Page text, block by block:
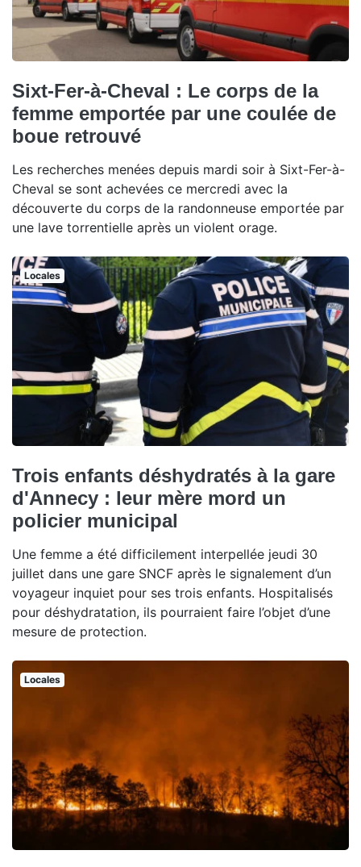
Sixt-Fer-à-Cheval : Le corps de la
femme emportée par une coulée de
boue retrouvé
Les recherches menées depuis mardi soir à Sixt-Fer-à-
Cheval se sont achevées ce mercredi avec la
découverte du corps de la randonneuse emportée par
une lave torrentielle après un violent orage.
Locales
Trois enfants déshydratés à la gare
d'Annecy : leur mère mord un
policier municipal
Une femme a été difficilement interpellée jeudi 30
juillet dans une gare SNCF après le signalement d’un
voyageur inquiet pour ses trois enfants. Hospitalisés
pour déshydratation, ils pourraient faire l’objet d’une
mesure de protection.
Locales